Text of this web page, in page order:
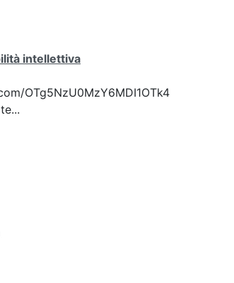
intellettiva
OTg5NzU0MzY6MDI1OTk4